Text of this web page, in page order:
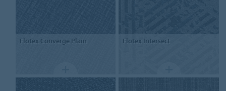
Flotex Converge Plain Flotex Intersect